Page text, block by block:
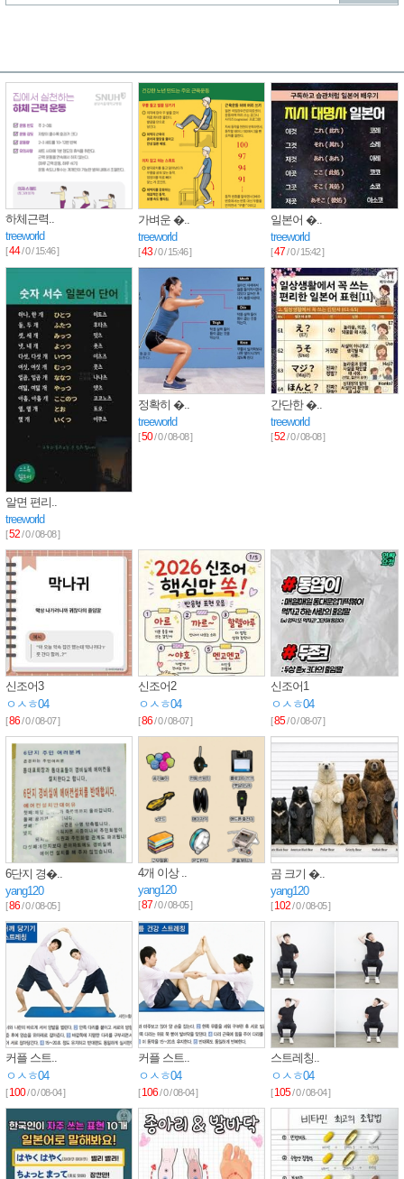
하체근력..
treeworld
[44/ 0 / 15:46 ]
가벼운 �..
treeworld
[43/ 0 / 15:46 ]
일본어 �..
treeworld
[47/ 0 / 15:42 ]
알면 편리..
treeworld
[52/ 0 / 08-08 ]
정확히 �..
treeworld
[50/ 0 / 08-08 ]
간단한 �..
treeworld
[52/ 0 / 08-08 ]
신조어3
ㅇㅅㅎ04
[86/ 0 / 08-07 ]
신조어2
ㅇㅅㅎ04
[86/ 0 / 08-07 ]
신조어1
ㅇㅅㅎ04
[85/ 0 / 08-07 ]
6단지 경�..
yang120
[86/ 0 / 08-05 ]
4개 이상 ..
yang120
[87/ 0 / 08-05 ]
곰 크기 �..
yang120
[102/ 0 / 08-05 ]
커플 스트..
ㅇㅅㅎ04
[100/ 0 / 08-04 ]
커플 스트..
ㅇㅅㅎ04
[106/ 0 / 08-04 ]
스트레칭..
ㅇㅅㅎ04
[105/ 0 / 08-04 ]